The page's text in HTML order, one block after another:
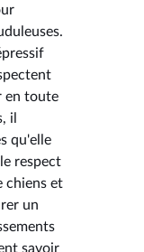
en toute
il
qu'elle
respect
chiens et
un
savoir